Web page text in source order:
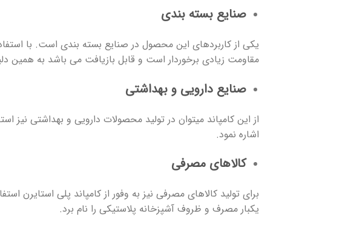
صنایع بسته بندی
یکی از کاربردهای این محصول در صنایع بسته بندی است. با
مقاومت زیادی برخوردار است و قابل بازیافت می باشد به همین
صنایع دارویی و بهداشتی
از این کامپاند میتوان در تولید محصولات دارویی و بهداشتی
اشاره نمود.
کالاهای مصرفی
برای تولید کالاهای مصرفی نیز به وفور از کامپاند پلی
یکبار مصرف و ظروف آشپزخانه پلاستیکی را نام برد.